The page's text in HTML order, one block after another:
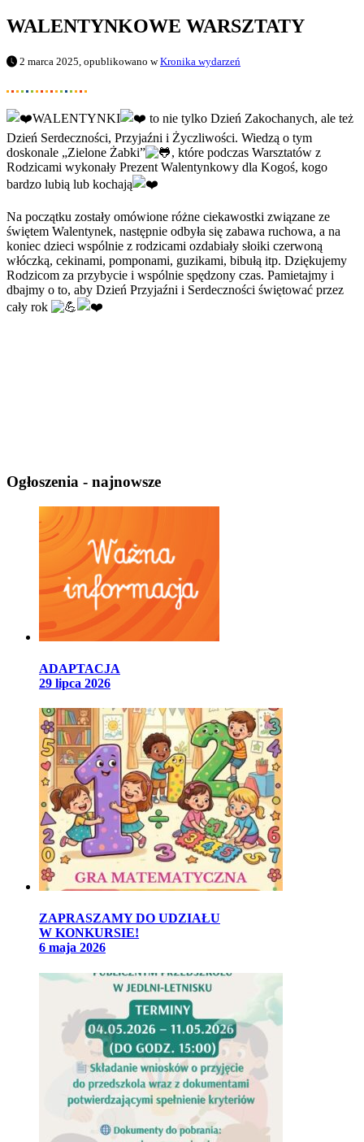
WALENTYNKOWE WARSZTATY
2 marca 2025, opublikowano wKronika wydarzeń
WALENTYNKI
to nie tylko Dzień Zakochanych, ale też
Dzień Serdeczności, Przyjaźni i Życzliwości. Wiedzą o tym
doskonale „Zielone Żabki”
, które podczas Warsztatów z
Rodzicami wykonały Prezent Walentynkowy dla Kogoś, kogo
bardzo lubią lub kochają
Na początku zostały omówione różne ciekawostki związane ze
świętem Walentynek, następnie odbyła się zabawa ruchowa, a na
koniec dzieci wspólnie z rodzicami ozdabiały słoiki czerwoną
włóczką, cekinami, pomponami, guzikami, bibułą itp. Dziękujemy
Rodzicom za przybycie i wspólnie spędzony czas. Pamietajmy i
dbajmy o to, aby Dzień Przyjaźni i Serdeczności świętować przez
cały rok
Ogłoszenia - najnowsze
ADAPTACJA
29 lipca 2026
ZAPRASZAMY DO UDZIAŁU
W KONKURSIE!
6 maja 2026